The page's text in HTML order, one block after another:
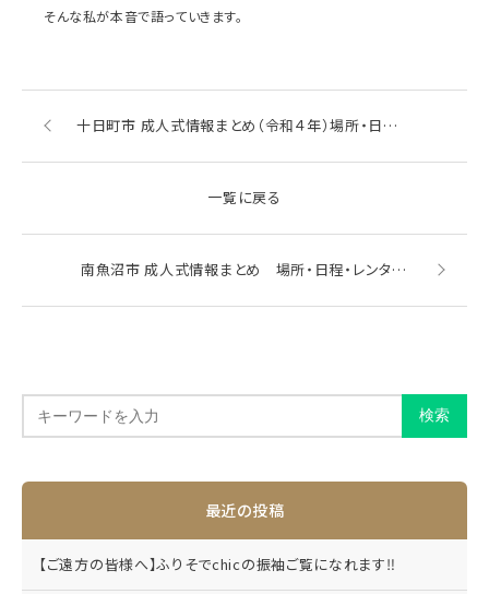
そんな私が本音で語っていきます。
十日町市 成人式情報まとめ（令和４年）場所・日程・振袖レンタルなど
一覧に戻る
南魚沼市 成人式情報まとめ 場所・日程・レンタルなど
最近の投稿
【ご遠方の皆様へ】ふりそでchicの振袖ご覧になれます‼